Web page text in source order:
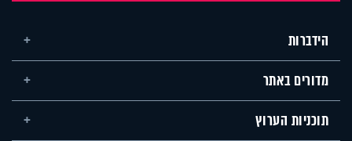
הידברות
מדורים באתר
תוכניות הערוץ